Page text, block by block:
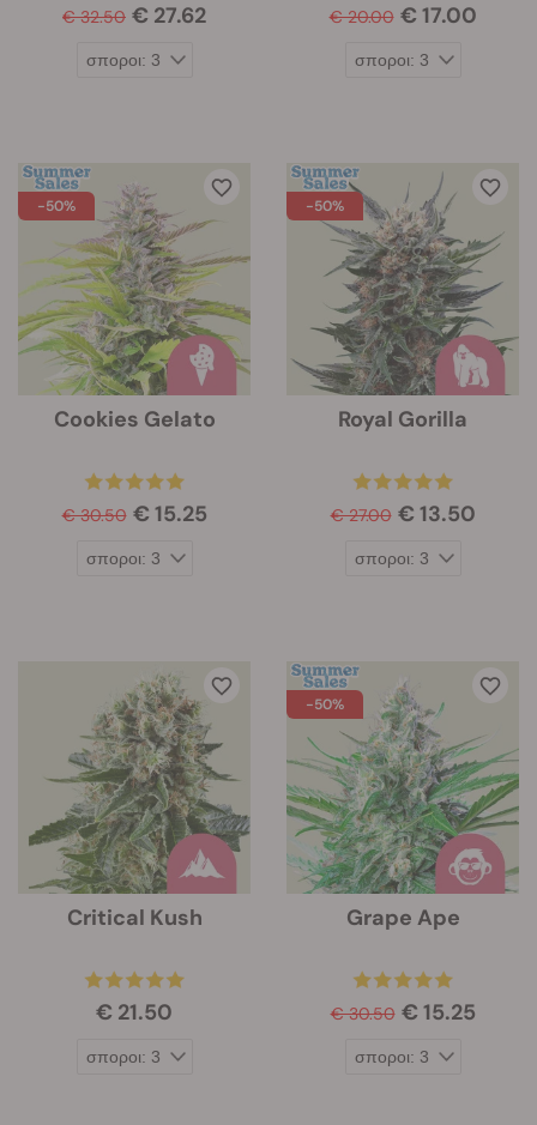
€ 32.50 € 27.62 € 20.00 € 17.00
-50%
Cookies Gelato
€ 30.50 € 15.25
-50%
Royal Gorilla
€ 27.00 € 13.50
Critical Kush
€ 21.50
-50%
Grape Ape
€ 30.50 € 15.25